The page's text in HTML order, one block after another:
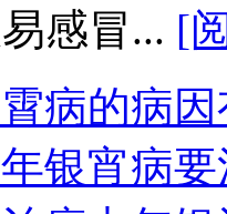
感冒... [
病的病
银宵病